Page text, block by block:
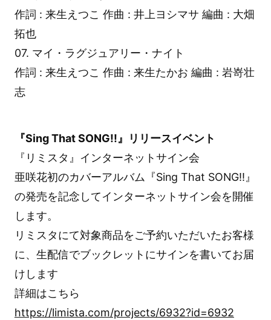
作詞 : 来生えつこ 作曲 : 井上ヨシマサ 編曲 : 大畑
拓也
07. マイ・ラグジュアリー・ナイト
作詞 : 来生えつこ 作曲 : 来生たかお 編曲 : 岩嵜壮
志
『Sing That SONG!!』リリースイベント
『リミスタ』インターネットサイン会
亜咲花初のカバーアルバム『Sing That SONG!!』
の発売を記念してインターネットサイン会を開催
します。
リミスタにて対象商品をご予約いただいたお客様
に、生配信でブックレットにサインを書いてお届
けします
詳細はこちら
https://limista.com/projects/6932?id=6932